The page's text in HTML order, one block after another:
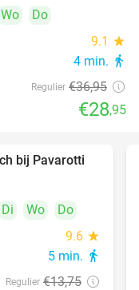
Wo
Do
9.1 star
4 min. directions_walk
Regulier €36,95
€28,95
31%
bij Pavarotti
Di Wo
Do
9.6 star
5 min. directions_walk
Regulier €13,75